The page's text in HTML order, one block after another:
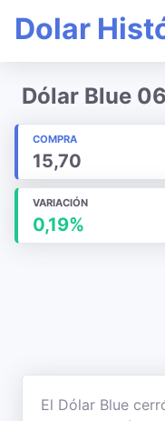
Dolar
Dólar Blue
COMPRA
15,70
VARIACIÓN
0,19%
El Dólar Blue